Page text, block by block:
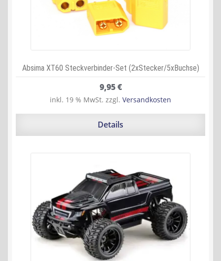
Absima XT60 Steckverbinder-Set (2xStecker/5xBuchse)
9,95€
inkl. 19 % MwSt. zzgl. Versandkosten
Details